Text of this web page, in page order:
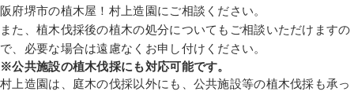
阪府堺市の植木屋！村上造園にご相談ください。
また、植木伐採後の植木の処分についてもご相談いただけますの
で、必要な場合は遠慮なくお申し付けください。
※公共施設の植木伐採にも対応可能です。
村上造園は、庭木の伐採以外にも、公共施設等の植木伐採も承っ